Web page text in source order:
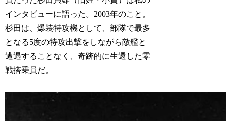
インタビューに語った。2003年のこと。
杉田は、爆装特攻機として、部隊で最多
となる5度の特攻出撃をしながら敵艦と
遭遇することなく、奇跡的に生還した零
戦搭乗員だ。